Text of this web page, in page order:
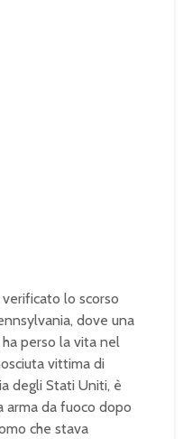
lo scorso
dove una
ha perso la vita nel
vittima di
degli Stati Uniti, è
arma da fuoco dopo
che stava